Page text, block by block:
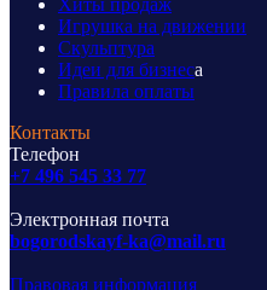
Игрушка на движении
Скульптура
Идеи для бизнеса
Правила оплаты
Контакты
Телефон
+7 496 545 33 77
Электронная почта
bogorodskayf-ka@mail.ru
Правовая информация